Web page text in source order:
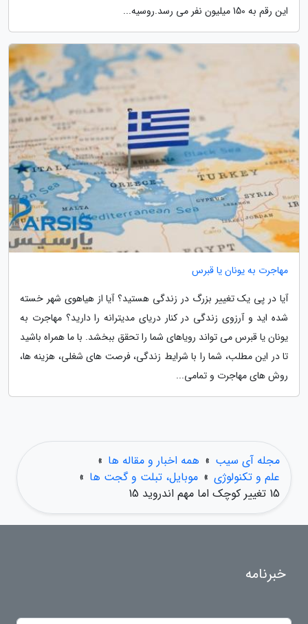
این رقم به 150 میلیون نفر می رسد.روسیه...
مهاجرت به یونان یا قبرس
آیا در پی یک تغییر بزرگ در زندگی هستید؟ آیا از هیاهوی شهر خسته
شده اید و آرزوی زندگی در کنار دریای مدیترانه را دارید؟ مهاجرت به
یونان یا قبرس می تواند رویاهای شما را تحقق ببخشد. با ما همراه باشید
تا در این مطلب، شما را با شرایط زندگی، فرصت های شغلی، هزینه ها،
روش های مهاجرت و تمامی...
مجله آی سیب » همه اخبار و مقاله ها »
علم و تکنولوژی » موبایل، تبلت و گجت ها »
15 تغییر کوچک اما مهم اندروید 15
خبرنامه